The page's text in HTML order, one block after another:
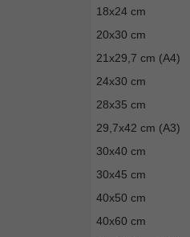
18x24 cm
20x30 cm
21x29,7 cm (A4)
24x30 cm
28x35 cm
29,7x42 cm (A3)
30x40 cm
30x45 cm
40x50 cm
40x60 cm